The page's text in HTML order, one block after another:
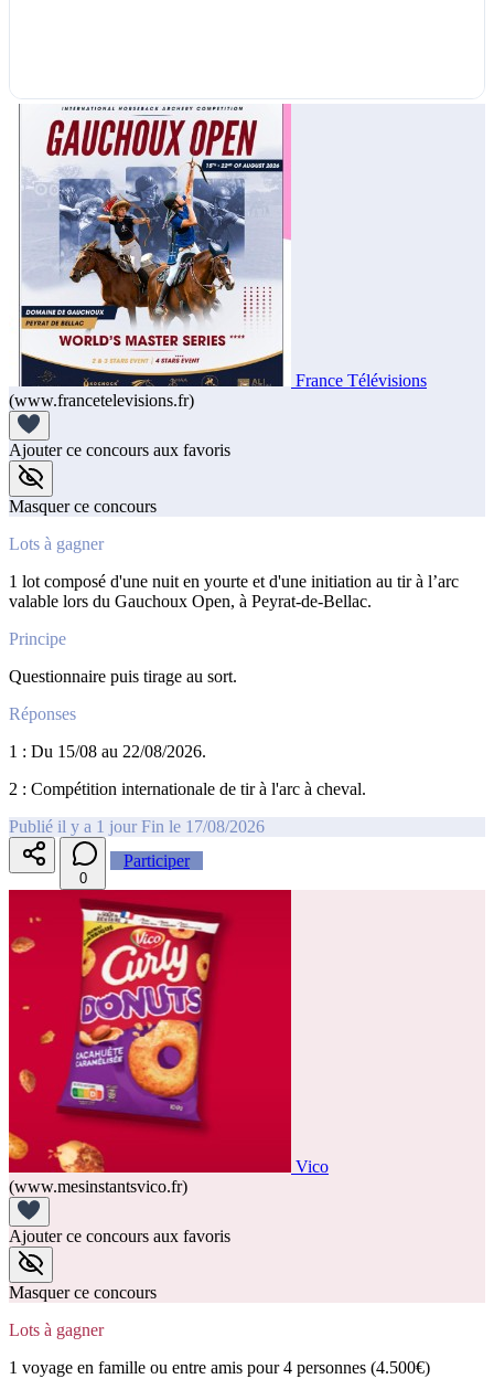
France Télévisions
(www.francetelevisions.fr)
Ajouter ce concours aux favoris
Masquer ce concours
Lots à gagner
1 lot composé d'une nuit en yourte et d'une initiation au tir à l’arc
valable lors du Gauchoux Open, à Peyrat-de-Bellac.
Principe
Questionnaire puis tirage au sort.
Réponses
1 : Du 15/08 au 22/08/2026.
2 : Compétition internationale de tir à l'arc à cheval.
Publié il y a 1 jour Fin le 17/08/2026
0
Participer
Vico
(www.mesinstantsvico.fr)
Ajouter ce concours aux favoris
Masquer ce concours
Lots à gagner
1 voyage en famille ou entre amis pour 4 personnes (4.500€)